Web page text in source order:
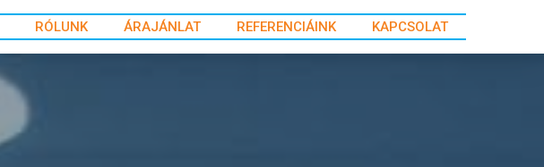
RÓLUNK ÁRAJÁNLAT REFERENCIÁINK KAPCSOLAT